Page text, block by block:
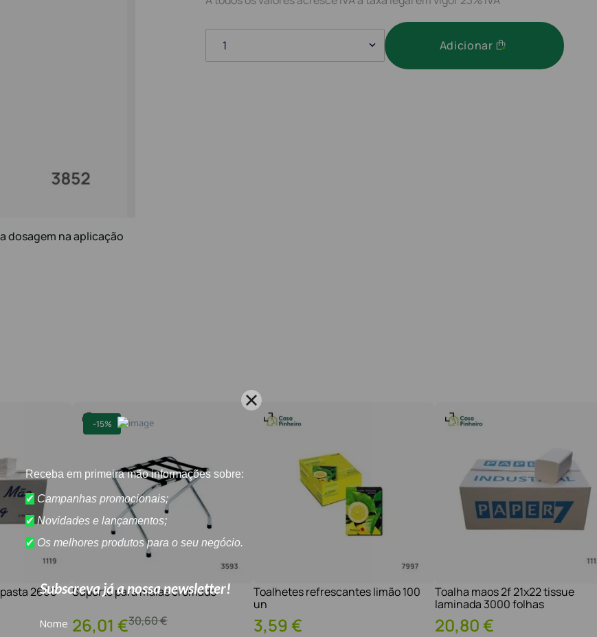
dosagem na aplicação
1 Adicionar
2600
-15%
Suporte para malas cromado
30,60€
26,01 €
Toalhetes refrescantes limão 100
un
3,59€
Toalha maos 2f 21x22 tissue
laminada 3000 folhas
20,80€